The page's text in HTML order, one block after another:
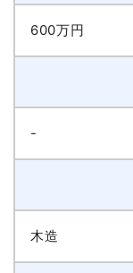
600万円
-
木造